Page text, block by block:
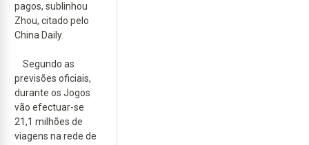
pagos, sublinhou
Zhou, citado pelo
China Daily.
Segundo as
previsões oficiais,
durante os Jogos
vão efectuar-se
21,1 milhões de
viagens na rede de